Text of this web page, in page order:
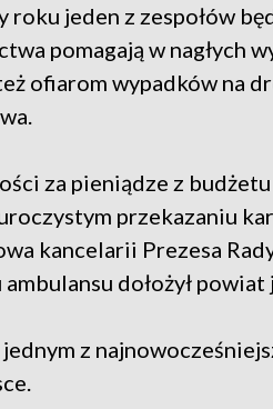
roku jeden z zespołów
pomagają w nagłych
ofiarom wypadków na
za pieniądze z budżetu
przekazaniu
kancelarii Prezesa
dołożył powiat
z